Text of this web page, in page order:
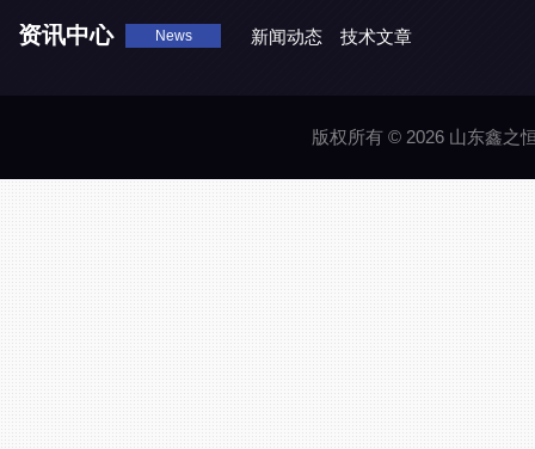
资讯中心 News 新闻动态 技术文章
版权所有 © 2026 山东鑫之